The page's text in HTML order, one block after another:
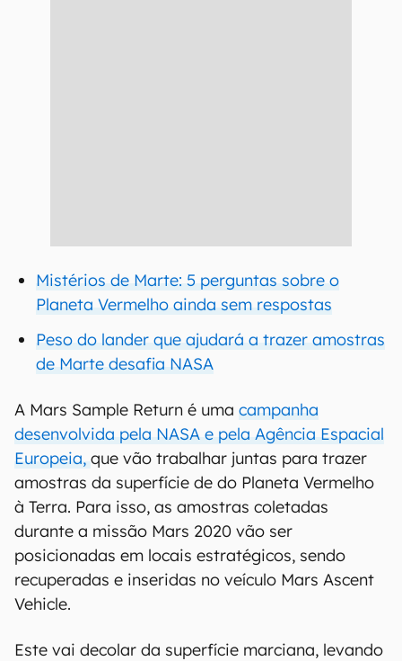
Mistérios de Marte: 5 perguntas sobre o
Planeta Vermelho ainda sem respostas
Peso do lander que ajudará a trazer amostras
de Marte desafia NASA
A Mars Sample Return é uma campanha
desenvolvida pela NASA e pela Agência Espacial
Europeia, que vão trabalhar juntas para trazer
amostras da superfície de do Planeta Vermelho
à Terra. Para isso, as amostras coletadas
durante a missão Mars 2020 vão ser
posicionadas em locais estratégicos, sendo
recuperadas e inseridas no veículo Mars Ascent
Vehicle.
Este vai decolar da superfície marciana, levando